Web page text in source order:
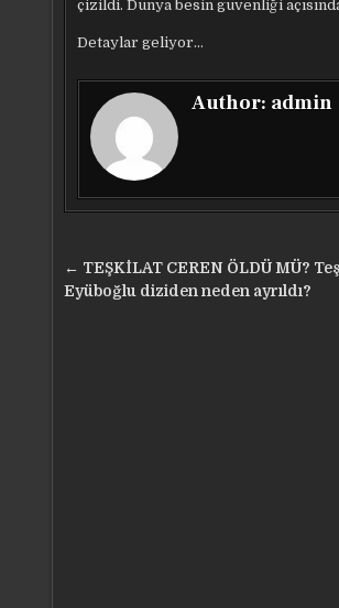
çizildi. Dünya besin güvenliği
Detaylar geliyor…
Author: admin
Yazı
gezinmesi
← TEŞKİLAT CEREN ÖLDÜ MÜ?
Eyüboğlu diziden neden ayrıldı?